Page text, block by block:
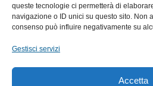
queste tecnologie ci permetterà di
navigazione o ID unici su questo sito. Non
consenso può influire negativamente su
Gestisci servizi
Accetta
CANNE
ACCESSORI NAUTICI